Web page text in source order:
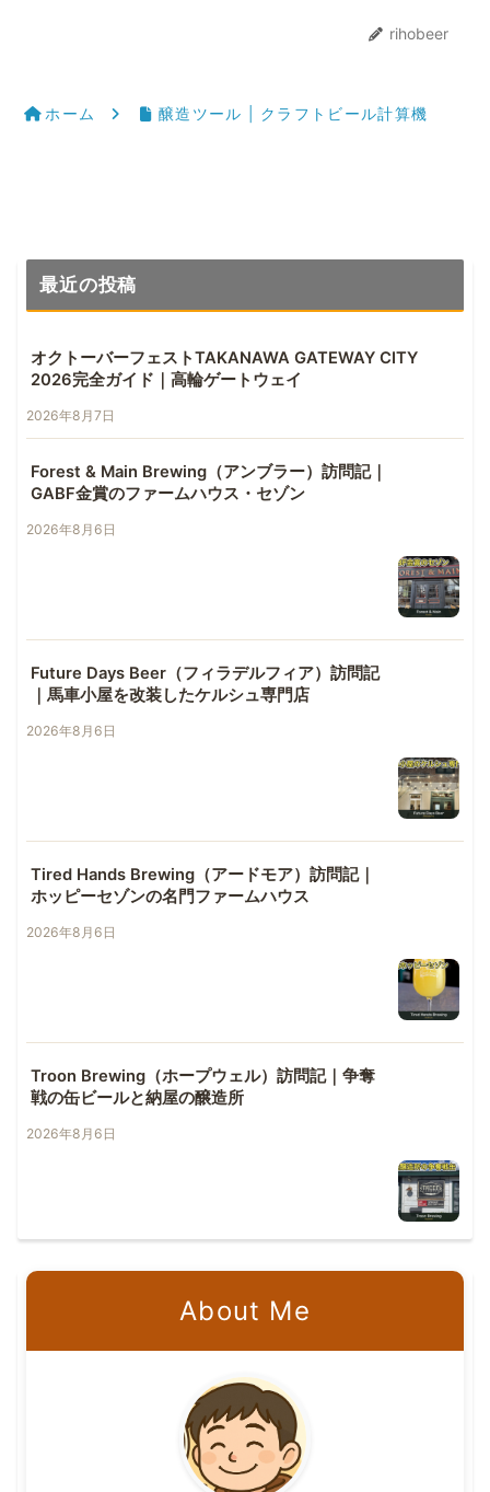
rihobeer
ホーム 醸造ツール | クラフトビール計算機
最近の投稿
オクトーバーフェストTAKANAWA GATEWAY CITY
2026完全ガイド｜高輪ゲートウェイ
2026年8月7日
Forest & Main Brewing（アンブラー）訪問記｜
GABF金賞のファームハウス・セゾン
2026年8月6日
Future Days Beer（フィラデルフィア）訪問記
｜馬車小屋を改装したケルシュ専門店
2026年8月6日
Tired Hands Brewing（アードモア）訪問記｜
ホッピーセゾンの名門ファームハウス
2026年8月6日
Troon Brewing（ホープウェル）訪問記｜争奪
戦の缶ビールと納屋の醸造所
2026年8月6日
About Me